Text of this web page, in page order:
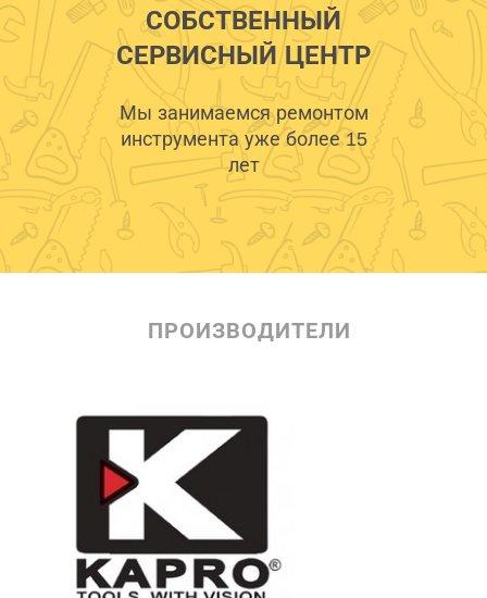
СОБСТВЕННЫЙ
СЕРВИСНЫЙ ЦЕНТР
Мы занимаемся ремонтом
инструмента уже более 15
лет
ПРОИЗВОДИТЕЛИ